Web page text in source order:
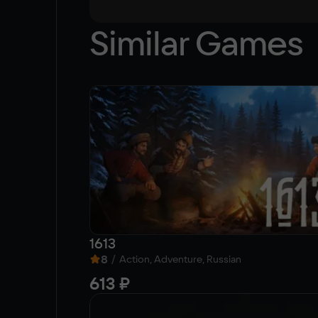
Similar Games
1613
8 / Action, Adventure, Russian
613 ₽